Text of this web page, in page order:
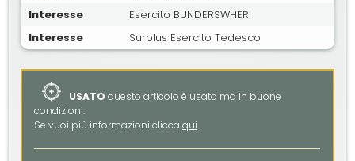
Interesse
Esercito BUNDERSWHER
Interesse
Surplus Esercito Tedesco
USATO questo articolo è usato ma in buone
condizioni.
Se vuoi più informazioni cliccaqui.